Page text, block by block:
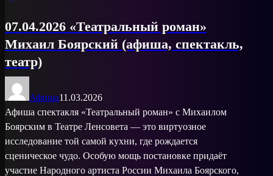
07.04.2026 «Театральный роман»
Михаил Боярский (афиша, спектакль,
театр)
Афиша11.03.2026
Афиша спектакля «Театральный роман» с Михаилом
Боярским в Театре Ленсовета — это виртуозное
исследование той самой кухни, где рождается
сценическое чудо. Особую мощь постановке придаёт
участие Народного артиста России Михаила Боярского,